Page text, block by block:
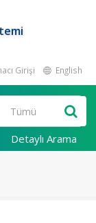
Girişi English
Detaylı Arama